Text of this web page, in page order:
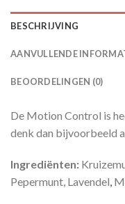
BESCHRIJVING
AANVULLENDE
BEOORDELINGEN (0)
De Motion Control is
denk dan bijvoorbeeld
Ingrediënten:
Pepermunt, Lavendel,